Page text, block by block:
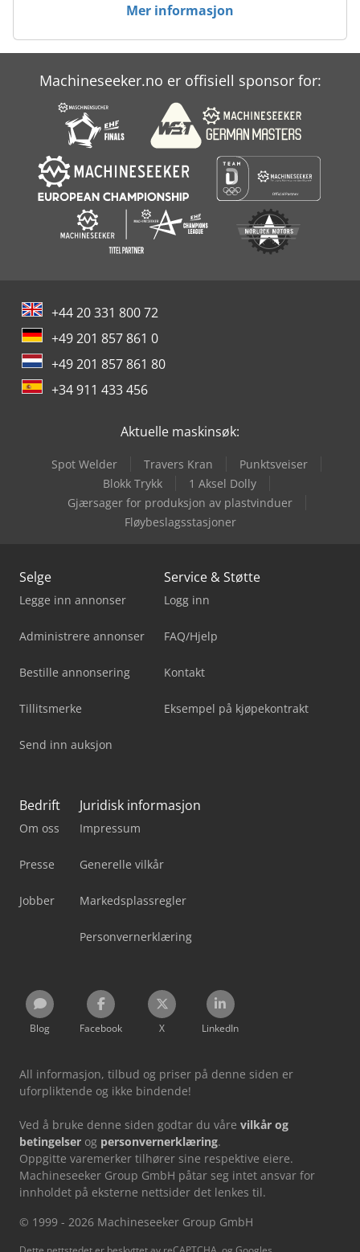
Mer informasjon
Machineseeker.no er offisiell sponsor for:
+44 20 331 800 72
+49 201 857 861 0
+49 201 857 861 80
+34 911 433 456
Aktuelle maskinsøk:
Spot Welder Travers Kran
Punktsveiser
Blokk Trykk
1 Aksel Dolly
Gjærsager for produksjon av plastvinduer
Fløybeslagsstasjoner
Selge
Legge inn annonser
Administrere annonser
Bestille annonsering
Tillitsmerke
Send inn auksjon
Service & Støtte
Logg inn
FAQ/Hjelp
Kontakt
Eksempel på kjøpekontrakt
Bedrift
Om oss
Presse
Jobber
Juridisk informasjon
Impressum
Generelle vilkår
Markedsplassregler
Personvernerklæring
Blog Facebook X LinkedIn
All informasjon, tilbud og priser på denne siden er
uforpliktende og ikke bindende!
Ved å bruke denne siden godtar du våre vilkår og
betingelser og personvernerklæring.
Oppgitte varemerker tilhører sine respektive eiere.
Machineseeker Group GmbH påtar seg intet ansvar for
innholdet på eksterne nettsider det lenkes til.
© 1999 - 2026 Machineseeker Group GmbH